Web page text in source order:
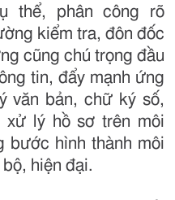
thể, phân công rõ
kiểm tra, đôn đốc
cũng chú trọng đầu
tin, đẩy mạnh ứng
văn bản, chữ ký số,
lý hồ sơ trên môi
bước hình thành môi
hiện đại.